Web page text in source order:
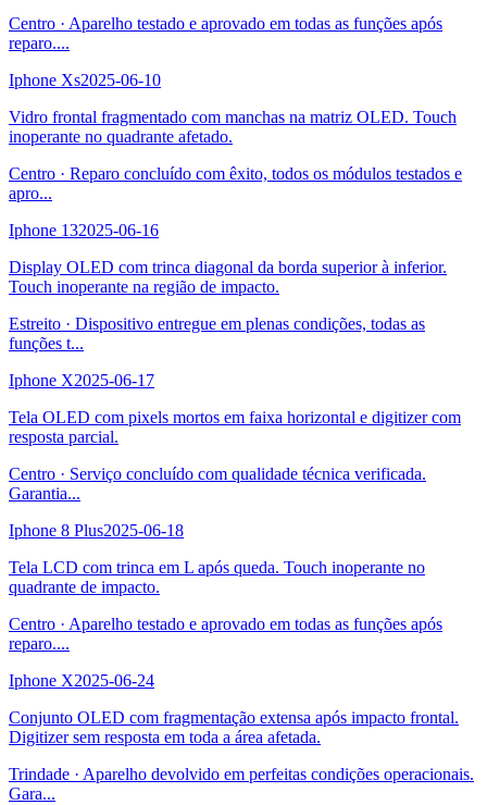
Centro · Aparelho testado e aprovado em todas as funções após
reparo....
Iphone Xs2025-06-10
Vidro frontal fragmentado com manchas na matriz OLED. Touch
inoperante no quadrante afetado.
Centro · Reparo concluído com êxito, todos os módulos testados e
apro...
Iphone 132025-06-16
Display OLED com trinca diagonal da borda superior à inferior.
Touch inoperante na região de impacto.
Estreito · Dispositivo entregue em plenas condições, todas as
funções t...
Iphone X2025-06-17
Tela OLED com pixels mortos em faixa horizontal e digitizer com
resposta parcial.
Centro · Serviço concluído com qualidade técnica verificada.
Garantia...
Iphone 8 Plus2025-06-18
Tela LCD com trinca em L após queda. Touch inoperante no
quadrante de impacto.
Centro · Aparelho testado e aprovado em todas as funções após
reparo....
Iphone X2025-06-24
Conjunto OLED com fragmentação extensa após impacto frontal.
Digitizer sem resposta em toda a área afetada.
Trindade · Aparelho devolvido em perfeitas condições operacionais.
Gara...